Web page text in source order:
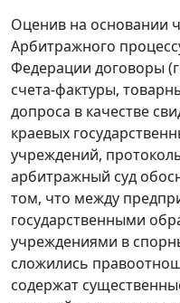
Оценив на основании
Арбитражного
Федерации договоры
счета-фактуры,
допроса в качестве
краевых
учреждений,
арбитражный суд
том, что между
государственными
учреждениями в
сложились
содержат